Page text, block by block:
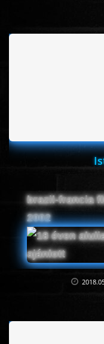
brazil-francia
2002